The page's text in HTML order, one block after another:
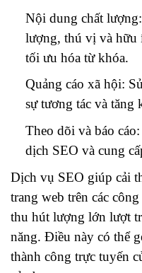
Nội dung chất
lượng, thú vị và hữu
tối ưu hóa từ khóa.
Quảng cáo xã hội:
sự tương tác và tăng
Theo dõi và báo
dịch SEO và cung
Dịch vụ SEO giúp cải
trang web trên các
thu hút lượng lớn lượt
năng. Điều này có thể
thành công trực tuyến